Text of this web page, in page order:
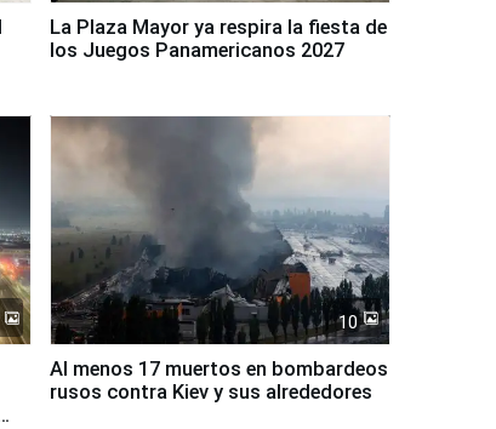
La Plaza Mayor ya respira la fiesta de
los Juegos Panamericanos 2027
10
Al menos 17 muertos en bombardeos
rusos contra Kiev y sus alrededores